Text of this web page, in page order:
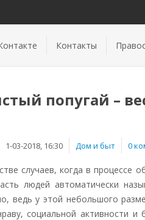
Контакты
попугай –
1-03-2018, 16:30 Дом и быт 0
случаев, когда в процессе
людей автоматически
ведь у этой небольшого
социальной активности